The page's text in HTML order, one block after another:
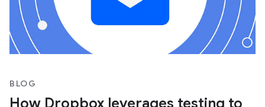
BLOG
How Dropbox leverages testing to